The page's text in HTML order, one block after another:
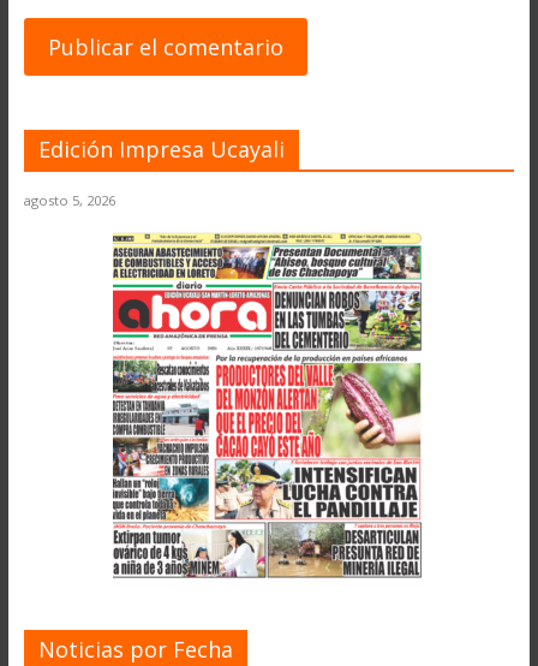
Edición Impresa Ucayali
agosto 5, 2026
Noticias por Fecha